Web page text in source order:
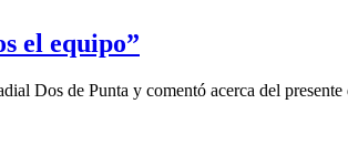
el equipo”
Dos de Punta y comentó acerca del